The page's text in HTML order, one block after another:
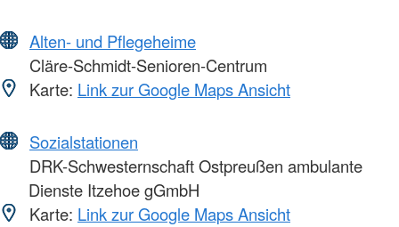
Alten- und Pflegeheime
Cläre-Schmidt-Senioren-Centrum
Karte: Link zur Google Maps Ansicht
Sozialstationen
DRK-Schwesternschaft Ostpreußen ambulante
Dienste Itzehoe gGmbH
Karte: Link zur Google Maps Ansicht